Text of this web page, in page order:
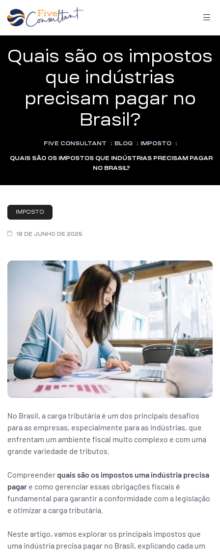
Quais são os impostos
que indústrias
precisam pagar no
Brasil?
FIVE CONSULTANT : BLOG : IMPOSTO :
QUAIS SÃO OS IMPOSTOS QUE INDÚSTRIAS PRECISAM PAGAR
NO BRASIL?
IMPOSTO
18 DE JUNHO DE 2025
No Brasil, a carga tributária é um dos principais desafios
para as empresas, especialmente para as indústrias, que
enfrentam um ambiente fiscal muito complexo e com uma
grande variedade de tributos.
Compreenderquais são os impostos uma indústria precisa
pagar e como gerenciar essas obrigações fiscais é
fundamental para garantir a conformidade com a legislação
e otimizar a carga tributária.
Neste artigo, vamos explorar os principais impostos que
uma indústria precisa pagar no Brasil, explicando cada um